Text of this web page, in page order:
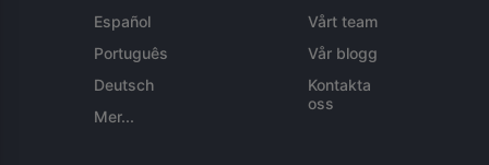
Español
Português
Deutsch
Mer...
Vårt team
Vår blogg
Kontakta
oss